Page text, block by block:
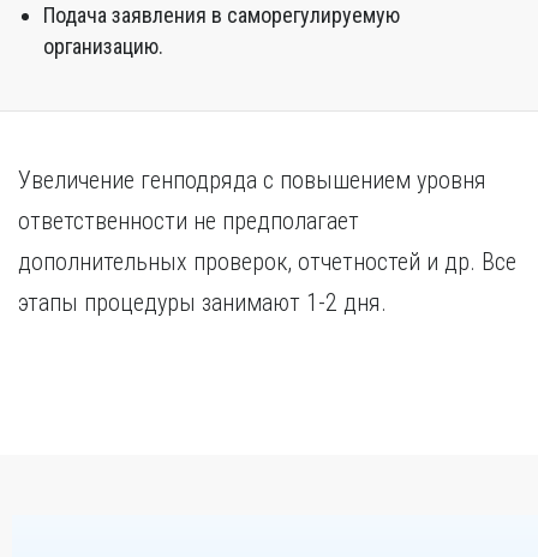
Подача заявления в саморегулируемую
организацию.
Увеличение генподряда с повышением уровня
ответственности не предполагает
дополнительных проверок, отчетностей и др. Все
этапы процедуры занимают 1-2 дня.